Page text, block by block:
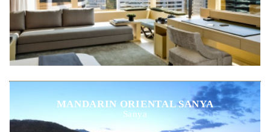
MANDARIN ORIENTAL SANYA
Sanya